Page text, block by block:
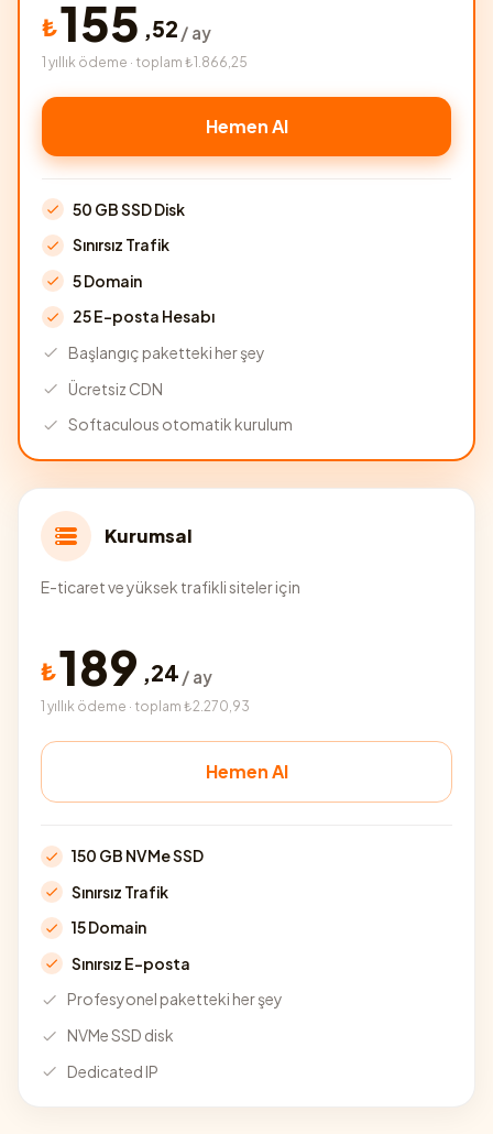
₺155 ,52 / ay
1 yıllık ödeme · toplam ₺1.866,25
Hemen Al
50 GB SSD Disk
Sınırsız Trafik
5 Domain
25 E-posta Hesabı
Başlangıç paketteki her şey
Ücretsiz CDN
Softaculous otomatik kurulum
Kurumsal
E-ticaret ve yüksek trafikli siteler için
₺189 ,24 / ay
1 yıllık ödeme · toplam ₺2.270,93
Hemen Al
150 GB NVMe SSD
Sınırsız Trafik
15 Domain
Sınırsız E-posta
Profesyonel paketteki her şey
NVMe SSD disk
Dedicated IP